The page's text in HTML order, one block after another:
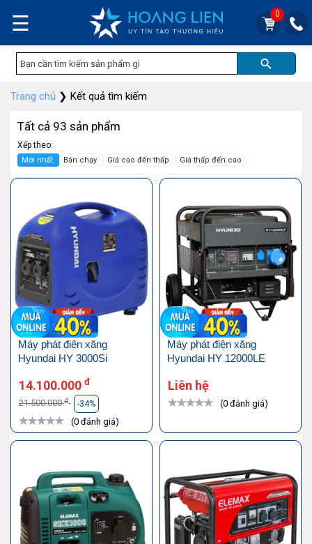
☰ 0
Trang chủ ❯ Kết quả tìm kiếm
Tất cả 93 sản phẩm
Xếp theo:
Mới nhất Bán chạy Giá cao đến thấp Giá thấp đến cao
Máy phát điện xăng
Hyundai HY 3000Si
14.100.000 đ
21.500.000đ -34%
(0 đánh giá)
Máy phát điện xăng
Hyundai HY 12000LE
Liên hệ
(0 đánh giá)